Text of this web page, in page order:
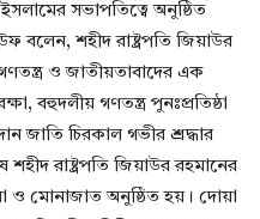
সভাপতিত্বে অনুষ্ঠিত
বলেন, শহীদ রাষ্ট্রপতি জিয়াউর
ও জাতীয়তাবাদের এক
বহুদলীয় গণতন্ত্র পুনঃপ্রতিষ্ঠা
জাতি চিরকাল গভীর শ্রদ্ধার
রাষ্ট্রপতি জিয়াউর রহমানের
ও মোনাজাত অনুষ্ঠিত হয়। দোয়া